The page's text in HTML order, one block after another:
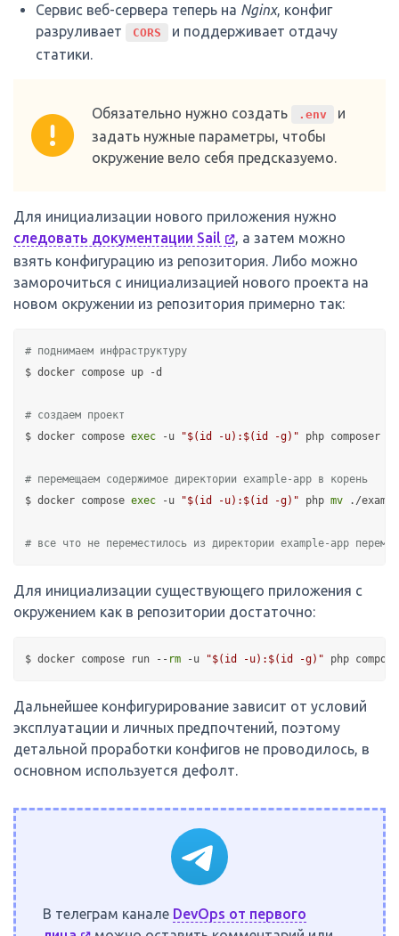
Сервис веб-сервера теперь на Nginx, конфиг
разруливает
CORS
и поддерживает отдачу
статики.
Обязательно нужно создать .env
и
задать нужные параметры, чтобы
окружение вело себя предсказуемо.
Для инициализации нового приложения нужно
следовать документации Sail
, а затем можно
взять конфигурацию из репозитория. Либо можно
заморочиться с инициализацией нового проекта на
новом окружении из репозитория примерно так:
# поднимаем инфраструктуру
$ docker compose up -d
# создаем проект
$ docker compose exec -u "$(id -u) : $(id -g) " php composer
# перемещаем содержимое директории example-app в корень
$ docker compose exec -u "$(id -u) : $(id -g) " php mv ./
# все что не переместилось из директории example-app
Для инициализации существующего приложения с
окружением как в репозитории достаточно:
$ docker compose run -- rm -u "$(id -u) : $(id -g) "
Дальнейшее конфигурирование зависит от условий
эксплуатации и личных предпочтений, поэтому
детальной проработки конфигов не проводилось, в
основном используется дефолт.
В телеграм канале DevOps от первого